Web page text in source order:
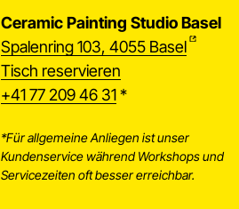
Ceramic Painting Studio Basel
Spalenring 103, 4055 Basel
Tisch reservieren
+41 77 209 46 31*
*Für allgemeine Anliegen ist unser
Kundenservice während Workshops und
Servicezeiten oft besser erreichbar.